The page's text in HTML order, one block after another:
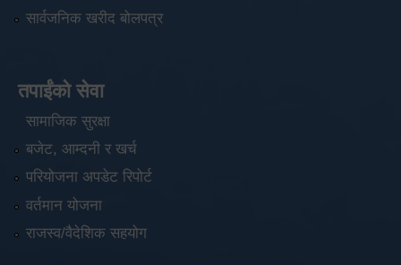
सार्वजनिक खरीद बोलपत्र
तपाईंको सेवा
सामाजिक सुरक्षा
बजेट, आम्दनी र खर्च
परियोजना अपडेट रिपोर्ट
वर्तमान योजना
राजस्व/वैदेशिक सहयोग